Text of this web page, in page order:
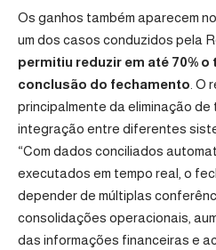
Os ganhos também aparecem
um dos casos conduzidos pela
permitiu reduzir em até 70%
conclusão do fechamento . O
principalmente da eliminação
integração entre diferentes
“Com dados conciliados
executados em tempo real, o
depender de múltiplas
consolidações operacionais,
das informações financeiras e